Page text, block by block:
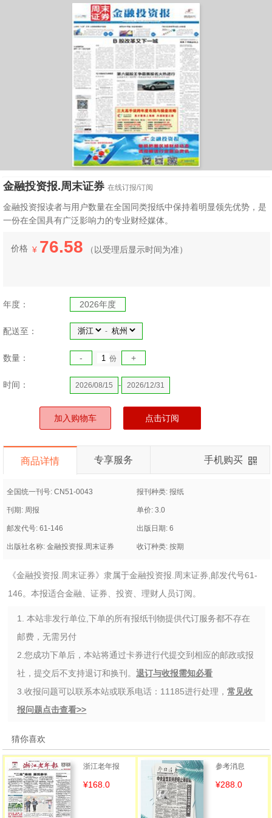
金融投资报.周末证券在线订报/订阅
金融投资报读者与用户数量在全国同类报纸中保持着明显领先优势，是
一份在全国具有广泛影响力的专业财经媒体。
价格 ¥ 76.58 （ 以受理后显示时间为准）
年度： 2026年度
配送至： -
数量： - 份 +
时间： 2026/08/15 - 2026/12/31
加入购物车 点击订阅
商品详情 专享服务 手机购买
全国统一刊号: CN51-0043 报刊种类: 报纸
刊期: 周报 单价: 3.0
邮发代号: 61-146 出版日期: 6
出版社名称: 金融投资报.周末证券 收订种类: 按期
《金融投资报.周末证券》隶属于金融投资报.周末证券,邮发代号61-
146。本报适合金融、证券、投资、理财人员订阅。
1. 本站非发行单位,下单的所有报纸刊物提供代订服务都不存在
邮费，无需另付
2.您成功下单后，本站将通过卡券进行代提交到相应的邮政或报
社，提交后不支持退订和换刊。退订与收报需知必看
3.收报问题可以联系本站或联系电话：11185进行处理，常见收
报问题点击查看>>
猜你喜欢
浙江老年报
¥168.0
参考消息
¥288.0